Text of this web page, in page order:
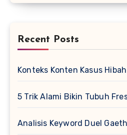
Recent Posts
Konteks Konten Kasus
5 Trik Alami Bikin Tubuh
Analisis Keyword Duel